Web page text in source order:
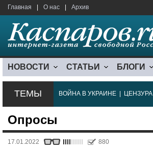
Главная О нас Архив
НОВОСТИ СТАТЬИ БЛОГИ
ТЕМЫ ВОЙНА В УКРАИНЕ ЦЕНЗУРА
Опросы
17.01.2022 880